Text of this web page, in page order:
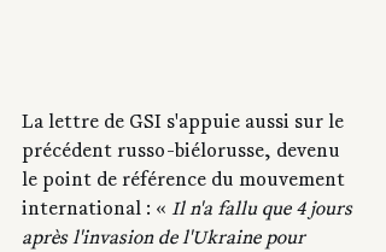
La lettre de GSI s'appuie aussi sur le
précédent russo-biélorusse, devenu
le point de référence du mouvement
international : « Il n'a fallu que 4 jours
après l'invasion de l'Ukraine pour